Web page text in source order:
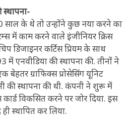
के थे तो उन्होंने कुछ नया करने का
में काम करने वाले इंजीनियर क्रिस
डिजाइनर कर्टिस प्रियम के साथ
एनवीडिया की स्थापना की. तीनों ने
बेहतर ग्राफिक्स प्रोसेसिंग यूनिट
की स्थापना की थी. कंपनी ने शुरू में
विकसित करने पर जोर दिया. इस
स्थापित कर लिया.